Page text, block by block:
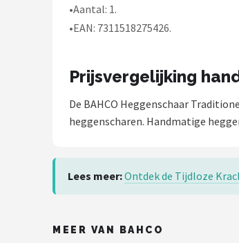
•Aantal: 1.
•EAN: 7311518275426.
Prijsvergelijking
De BAHCO Heggenschaar
heggenscharen. Handmatige
Lees meer:Ontdek de Tijdloze
MEER VAN BAHCO